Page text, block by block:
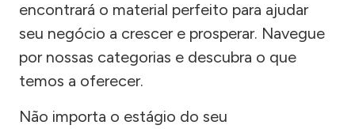
encontrará o material perfeito para ajudar
seu negócio a crescer e prosperar. Navegue
por nossas categorias e descubra o que
temos a oferecer.
Não importa o estágio do seu